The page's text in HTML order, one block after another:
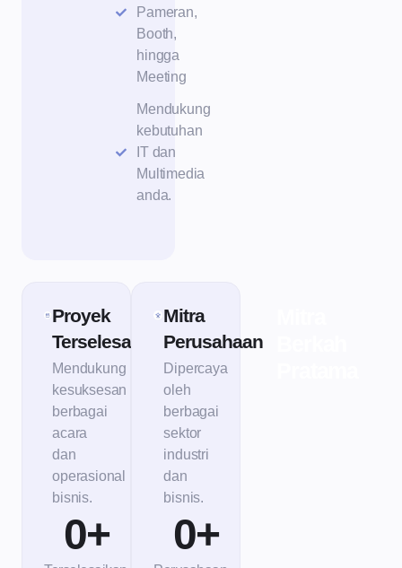
Pameran,
Booth,
hingga
Meeting
Mendukung
kebutuhan
IT dan
Multimedia
anda.
Proyek
Terselesaikan
Mendukung
kesuksesan
berbagai
acara
dan
operasional
bisnis.
0+
Mitra
Perusahaan
Dipercaya
oleh
berbagai
sektor
industri
dan
bisnis.
0+